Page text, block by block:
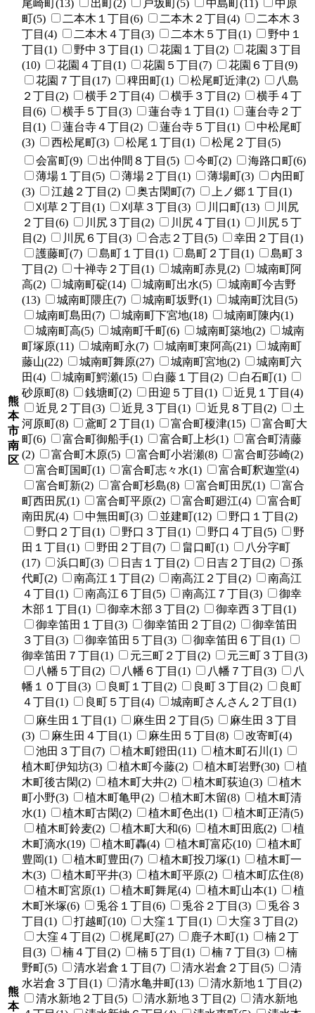
尾崎町(13)
出町(2) 戸坂町(5) 中島町(11)
中原
町(5)
二本木１丁目(6) 二本木２丁目(4)
二本木３
丁目(4)
二本木４丁目(3) 二本木５丁目(1)
野中１
丁目(1)
野中３丁目(1) 花園１丁目(2)
花園３丁目
(10)
花園４丁目(1) 花園５丁目(7)
花園６丁目(9)
花園７丁目(17)
稗田町(1) 松尾町近津(2)
八島
２丁目(2)
横手２丁目(4) 横手３丁目(2)
横手４丁
目(6)
横手５丁目(3) 蓮台寺１丁目(1)
蓮台寺２丁
目(1)
蓮台寺４丁目(2) 蓮台寺５丁目(1)
中松尾町
(3)
西松尾町(3) 松尾１丁目(1) 松尾２丁目(5)
熊
本
市
南
区
会富町(9) 出仲間８丁目(5) 今町(2)
海路口町(6)
薄場１丁目(5)
薄場２丁目(1) 薄場町(3)
内田町
(3)
江越２丁目(2) 奥古閑町(7)
上ノ郷１丁目(1)
刈草２丁目(1)
刈草３丁目(3) 川口町(13)
川尻
２丁目(6)
川尻３丁目(2) 川尻４丁目(1)
川尻５丁
目(2)
川尻６丁目(3) 合志２丁目(5)
幸田２丁目(1)
護藤町(7)
島町１丁目(1) 島町２丁目(1)
島町３
丁目(2)
十禅寺２丁目(1) 城南町赤見(2)
城南町阿
高(2)
城南町碇(14) 城南町出水(5)
城南町今吉野
(13)
城南町隈庄(7) 城南町坂野(1)
城南町沈目(5)
城南町島田(7)
城南町下宮地(18)
城南町陳内(1)
城南町高(5)
城南町千町(6) 城南町築地(2)
城南
町塚原(11)
城南町永(7) 城南町東阿高(21)
城南町
藤山(22)
城南町舞原(27) 城南町宮地(2)
城南町六
田(4)
城南町鰐瀬(15) 白藤１丁目(2)
白石町(1)
砂原町(8)
銭塘町(2) 田迎５丁目(1)
近見１丁目(4)
近見２丁目(3)
近見３丁目(1) 近見８丁目(2)
土
河原町(8)
鳶町２丁目(1) 富合町榎津(15)
富合町大
町(6)
富合町御船手(1) 富合町上杉(1)
富合町清藤
(2)
富合町木原(5) 富合町小岩瀬(8)
富合町莎崎(2)
富合町国町(1)
富合町志々水(1)
富合町釈迦堂(4)
富合町新(2)
富合町杉島(8) 富合町田尻(1)
富合
町西田尻(1)
富合町平原(2) 富合町廻江(4)
富合町
南田尻(4)
中無田町(3) 並建町(12)
野口１丁目(2)
野口２丁目(1)
野口３丁目(1) 野口４丁目(5)
野
田１丁目(1)
野田２丁目(7) 畠口町(1)
八分字町
(17)
浜口町(3) 日吉１丁目(2) 日吉２丁目(2)
孫
代町(2)
南高江１丁目(2) 南高江２丁目(2)
南高江
４丁目(1)
南高江６丁目(5) 南高江７丁目(3)
御幸
木部１丁目(1)
御幸木部３丁目(2)
御幸西３丁目(1)
御幸笛田１丁目(3)
御幸笛田２丁目(2)
御幸笛田
３丁目(3)
御幸笛田５丁目(3)
御幸笛田６丁目(1)
御幸笛田７丁目(1)
元三町２丁目(2)
元三町３丁目(3)
八幡５丁目(2)
八幡６丁目(1) 八幡７丁目(3)
八
幡１０丁目(3)
良町１丁目(2) 良町３丁目(2)
良町
４丁目(1)
良町５丁目(4) 城南町さんさん２丁目(1)
熊
本
麻生田１丁目(1) 麻生田２丁目(5)
麻生田３丁目
(3)
麻生田４丁目(1) 麻生田５丁目(8)
改寄町(4)
池田３丁目(7)
植木町鐙田(11)
植木町石川(1)
植木町伊知坊(3)
植木町今藤(2) 植木町岩野(30)
植
木町後古閑(2)
植木町大井(2) 植木町荻迫(3)
植木
町小野(3)
植木町亀甲(2) 植木町木留(8)
植木町清
水(1)
植木町古閑(2) 植木町色出(1)
植木町正清(5)
植木町鈴麦(2)
植木町大和(6) 植木町田底(2)
植
木町滴水(19)
植木町轟(4) 植木町富応(10)
植木町
豊岡(1)
植木町豊田(7) 植木町投刀塚(1)
植木町一
木(3)
植木町平井(3) 植木町平原(2)
植木町広住(8)
植木町宮原(1)
植木町舞尾(4) 植木町山本(1)
植
木町米塚(6)
兎谷１丁目(6) 兎谷２丁目(3)
兎谷３
丁目(1)
打越町(10) 大窪１丁目(1)
大窪３丁目(2)
大窪４丁目(2)
梶尾町(27) 鹿子木町(1)
楠２丁
目(3)
楠４丁目(2) 楠５丁目(1) 楠７丁目(3)
楠
野町(5)
清水岩倉１丁目(7) 清水岩倉２丁目(5)
清
水岩倉３丁目(1)
清水亀井町(13)
清水新地１丁目(2)
清水新地２丁目(5)
清水新地３丁目(2)
清水新地